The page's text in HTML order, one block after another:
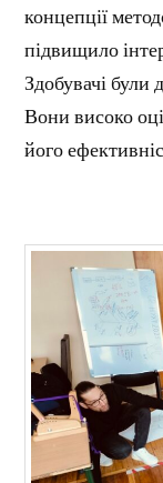
концепції
підвищило
Здобувачі
Вони високо
його